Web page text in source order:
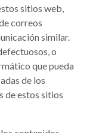
sitios web,
correos
similar.
o
que pueda
de los
de estos sitios